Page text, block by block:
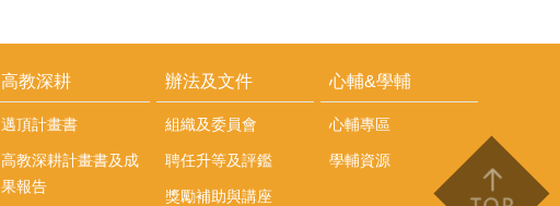
高教深耕
邁頂計畫書
高教深耕計畫書及成
果報告
辦法及文件
組織及委員會
聘任升等及評鑑
獎勵補助與講座
心輔&學輔
心輔專區
學輔資源